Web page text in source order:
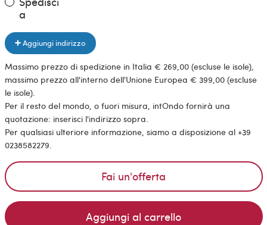
a
Aggiungi indirizzo
Massimo prezzo di spedizione in Italia € 269,00 (escluse le isole),
massimo prezzo all'interno dell'Unione Europea € 399,00 (escluse
le isole).
Per il resto del mondo, o fuori misura, intOndo fornirà una
quotazione: inserisci l'indirizzo sopra.
Per qualsiasi ulteriore informazione, siamo a disposizione al +39
0238582279.
Fai un'offerta
Aggiungi al carrello